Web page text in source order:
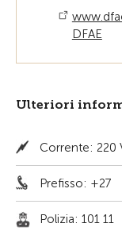
DFAE
Ulteriori
Corrente: 220
Prefisso: +27
Polizia: 101 11